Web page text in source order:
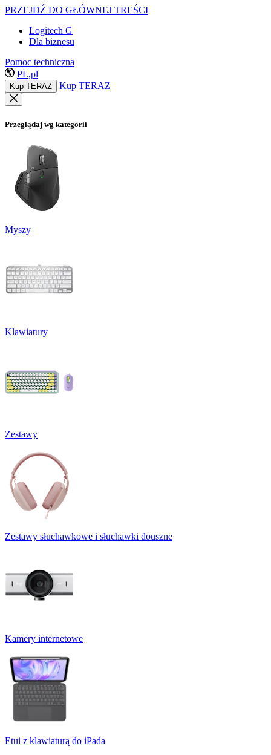
PRZEJDŹ DO GŁÓWNEJ TREŚCI
Logitech G
Dla biznesu
Pomoc techniczna
PL,pl
Kup TERAZ Kup TERAZ
Przeglądaj wg kategorii
Myszy
Klawiatury
Zestawy
Zestawy słuchawkowe i słuchawki douszne
Kamery internetowe
Etui z klawiaturą do iPada